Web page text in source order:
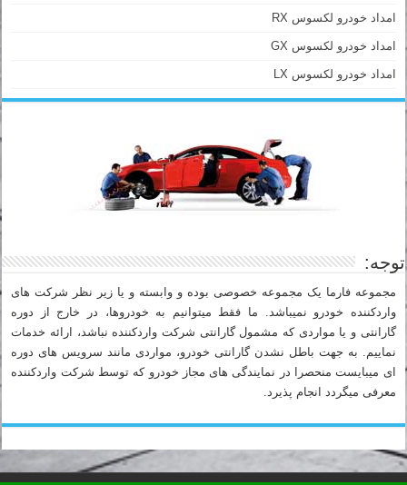
امداد خودرو لکسوس RX
امداد خودرو لکسوس GX
امداد خودرو لکسوس LX
توجه:
مجموعه فارما یک مجموعه خصوصی بوده و وابسته و یا زیر نظر شرکت های
واردکننده خودرو نمیباشد. ما فقط میتوانیم به خودروها، در خارج از دوره
گارانتی و یا مواردی که مشمول گارانتی شرکت واردکننده نباشد، ارائه خدمات
نماییم. به جهت باطل نشدن گارانتی خودرو، مواردی مانند سرویس های دوره
ای میبایست منحصرا در نمایندگی های مجاز خودرو که توسط شرکت واردکننده
معرفی میگردد انجام پذیرد.